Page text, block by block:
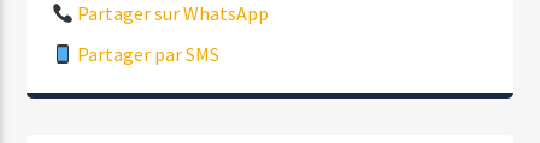
Partager sur WhatsApp
Partager par SMS